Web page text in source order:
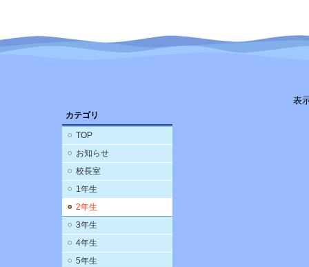
カテゴリ
TOP
お知らせ
校長室
1年生
2年生
3年生
4年生
5年生
表